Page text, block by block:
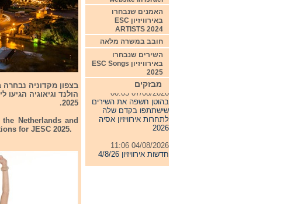
הולנד וגיאוגיה
2025.
Netherlands and
for JESC 2025.
האמנים שנבחרו
באירוויזיון ESC
ARTISTS 2024
חובב במשרה מלאה
השירים שנבחרו
באירוויזיון ESC Songs
2025
מבזקים
07/08/2026 00:05
בהוטן חשפה את השירים
שישתתפו בקדם שלה
לתחרות אירוויזיון אסיה
2026
חדשות אירוויזיון 4/8/26
31/07/2026 08:54